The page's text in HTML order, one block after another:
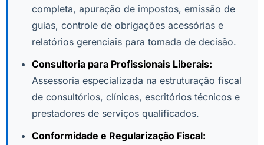
completa, apuração de impostos, emissão de
guias, controle de obrigações acessórias e
relatórios gerenciais para tomada de decisão.
Consultoria para Profissionais Liberais:
Assessoria especializada na estruturação fiscal
de consultórios, clínicas, escritórios técnicos e
prestadores de serviços qualificados.
Conformidade e Regularização Fiscal: